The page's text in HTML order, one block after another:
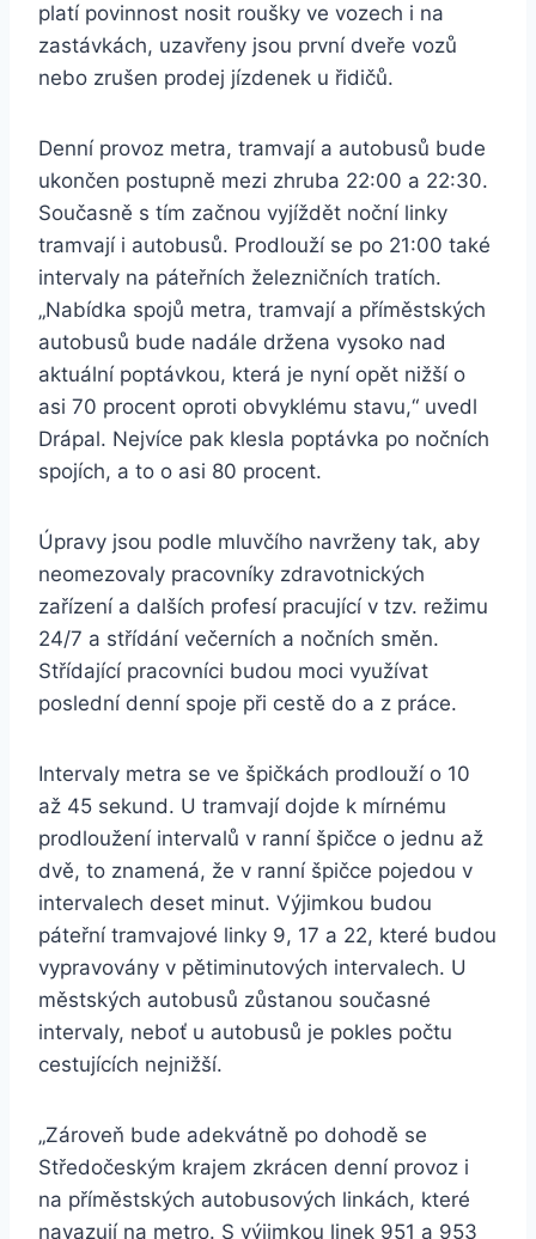
platí povinnost nosit roušky ve vozech i na
zastávkách, uzavřeny jsou první dveře vozů
nebo zrušen prodej jízdenek u řidičů.
Denní provoz metra, tramvají a autobusů bude
ukončen postupně mezi zhruba 22:00 a 22:30.
Současně s tím začnou vyjíždět noční linky
tramvají i autobusů. Prodlouží se po 21:00 také
intervaly na páteřních železničních tratích.
„Nabídka spojů metra, tramvají a příměstských
autobusů bude nadále držena vysoko nad
aktuální poptávkou, která je nyní opět nižší o
asi 70 procent oproti obvyklému stavu,“ uvedl
Drápal. Nejvíce pak klesla poptávka po nočních
spojích, a to o asi 80 procent.
Úpravy jsou podle mluvčího navrženy tak, aby
neomezovaly pracovníky zdravotnických
zařízení a dalších profesí pracující v tzv. režimu
24/7 a střídání večerních a nočních směn.
Střídající pracovníci budou moci využívat
poslední denní spoje při cestě do a z práce.
Intervaly metra se ve špičkách prodlouží o 10
až 45 sekund. U tramvají dojde k mírnému
prodloužení intervalů v ranní špičce o jednu až
dvě, to znamená, že v ranní špičce pojedou v
intervalech deset minut. Výjimkou budou
páteřní tramvajové linky 9, 17 a 22, které budou
vypravovány v pětiminutových intervalech. U
městských autobusů zůstanou současné
intervaly, neboť u autobusů je pokles počtu
cestujících nejnižší.
„Zároveň bude adekvátně po dohodě se
Středočeským krajem zkrácen denní provoz i
na příměstských autobusových linkách, které
navazují na metro. S výjimkou linek 951 a 953